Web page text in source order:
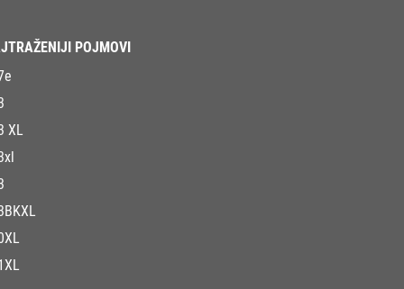
POJMOVI
XL